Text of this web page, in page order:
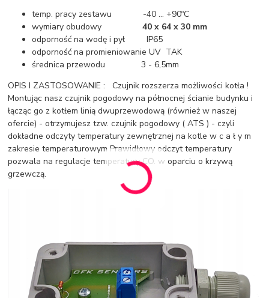
temp. pracy zestawu -40 ... +90ºC
wymiary obudowy40 x 64 x 30 mm
odporność na wodę i pył IP65
odporność na promieniowanie UV TAK
średnica przewodu 3 - 6,5mm
OPIS I ZASTOSOWANIE : Czujnik rozszerza możliwości kotła !
Montując nasz czujnik pogodowy na północnej ścianie budynku i
łącząc go z kotłem linią dwuprzewodową (również w naszej
ofercie) - otrzymujesz tzw. czujnik pogodowy ( ATS ) - czyli
dokładne odczyty temperatury zewnętrznej na kotle w c a ł y m
zakresie temperaturowym Prawidłowy odczyt temperatury
pozwala na regulacje temperatury CO. w oparciu o krzywą
grzewczą.